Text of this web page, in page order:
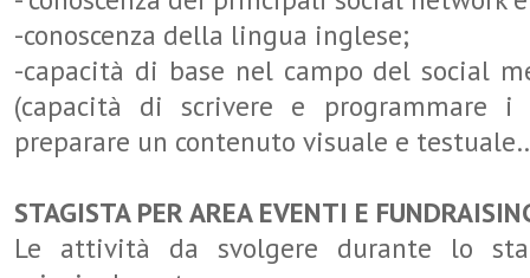
-conoscenza della lingua inglese;
-capacità di base nel campo del social
(capacità di scrivere e programmare
preparare un contenuto visuale e
STAGISTA PER AREA EVENTI E
Le attività da svolgere durante lo